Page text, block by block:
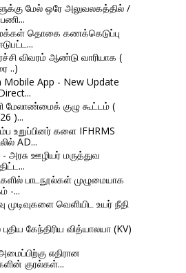
மேல் ஒரே அலுவலகத்தில் /
மக்கள் தொகை கணக்கெடுப்பு
விவரம் ஆண்டு வாரியாக (
..)
Mobile App - New Update
மேலாண்மைக் குழு கூட்டம் (
)...
உறுப்பினர் களை IFHRMS
AD...
அரசு ஊழியர் மருத்துவ
பாடநூல்கள் முழுமையாக
-...
முடிவுகளை வெளியிட உயர் நீதி​
புதிய கேந்திரிய வித்யாலயா (KV)
எதிரான
குரல்கள்...